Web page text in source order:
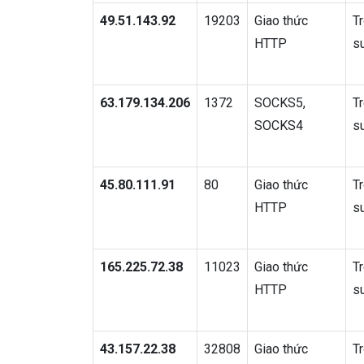
49.51.143.92 19203
Giao thức
HTTP
63.179.134.206 1372
SOCKS5,
SOCKS4
45.80.111.91 80
Giao thức
HTTP
165.225.72.38 11023
Giao thức
HTTP
43.157.22.38 32808 Giao thức